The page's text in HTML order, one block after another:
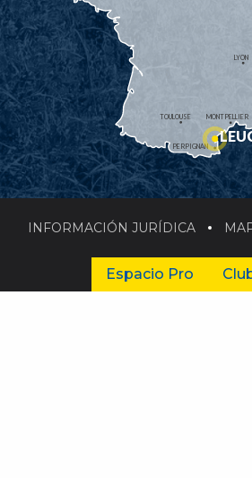
MONTPELLIER
PERPIGNAN
TOULOUSE
LYON
INFORMACIÓN JURÍDICA
Espacio Pro